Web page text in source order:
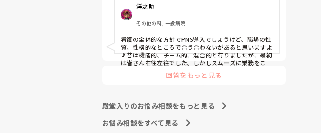
色々な病棟に入院したことのある患者さんも、「(私が
異動する前の病棟の方が)新人が患者から見てもよく動
けてたよ」と言っていました。
現病棟はPNSだけれども、結局は忙しくて、新人の面
倒を見てられず、清潔ケアや単純に点滴を繋げてくる
など、簡単な仕事しか新人にさせていませんでした。
PNSを廃止した病棟では、イベントは必ずと言ってい
いほど新人に担当させて、指導者やリーダーが責任持
って指導することで、新人ができることがどんどん増
患者14人とか受け持つことも当たり前な感じです。
朝の情報収集にも時間がかかり、結果、患者のことが
わからないという状況になります。新人も放置される
洋之助
その他の科, 一般病院
看護の全体的な方針でPNS導入でしょうけど、職場の性
質、性格的なところで合う合わないがあると思いますよ
🎵昔は機能的、チーム的、混合的と有りましたが、最初
は皆さん右往左往でした。しかしスムーズに業務をこな
してましたよ。勿論、指導する事も😉🆗✨でしたよ🎵ど
うしてもPNSの導入なら皆さんと意見交換を行うべきと
に業務をこなしている人もいます。意欲的でない新人も
昔からいますのでね🎵とどのつまり看護師が自分の仕事
で、昔は良かったよしか言えませんが、今と比べると個
回答をもっと見る
殿堂入りのお悩み相談をもっと見る
お悩み相談をすべて見る